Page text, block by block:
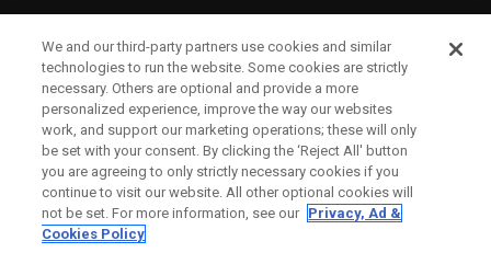
UNTERNEHMENSPROFIL
RECHTLICHES-
We and our third-party partners use cookies and similar
technologies to run the website. Some cookies are strictly
necessary. Others are optional and provide a more
personalized experience, improve the way our websites
work, and support our marketing operations; these will only
be set with your consent. By clicking the ‘Reject All' button
you are agreeing to only strictly necessary cookies if you
continue to visit our website. All other optional cookies will
not be set. For more information, see our Privacy, Ad &
Cookies Policy